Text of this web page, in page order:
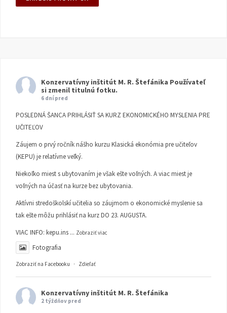
Konzervatívny inštitút M. R. Štefánika Používateľ
si zmenil titulnú fotku.
6 dní pred
POSLEDNÁ ŠANCA PRIHLÁSIŤ SA KURZ EKONOMICKÉHO MYSLENIA PRE
UČITEĽOV
Záujem o prvý ročník nášho kurzu Klasická ekonómia pre učiteľov
(KEPU) je relatívne veľký.
Niekoľko miest s ubytovaním je však ešte voľných. A viac miest je
voľných na účasť na kurze bez ubytovania.
Aktívni stredoškolskí učitelia so záujmom o ekonomické myslenie sa
tak ešte môžu prihlásiť na kurz DO 23. AUGUSTA.
VIAC INFO: kepu.ins ... Zobraziť viac
Fotografia
Zobraziť na Facebooku · Zdieľať
Konzervatívny inštitút M. R. Štefánika
2 týždňov pred